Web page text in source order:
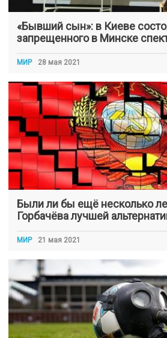
«Бывший сын»: в Киеве
запрещенного в Минске
МИР 28 мая 2021
Были ли бы ещё несколько
Горбачёва лучшей
МИР 21 мая 2021